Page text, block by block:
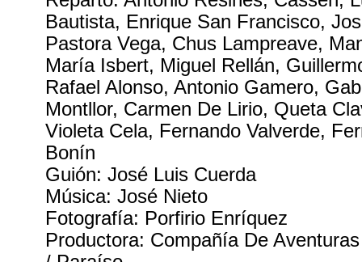
Bautista, Enrique San Francisco,
Pastora Vega, Chus Lampreave,
María Isbert, Miguel Rellán,
Rafael Alonso, Antonio Gamero,
Montllor, Carmen De Lirio, Queta
Violeta Cela, Fernando Valverde,
Bonín
Guión: José Luis Cuerda
Música: José Nieto
Fotografía: Porfirio Enríquez
Productora: Compañía De